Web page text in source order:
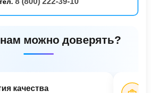
можно доверять?
качества